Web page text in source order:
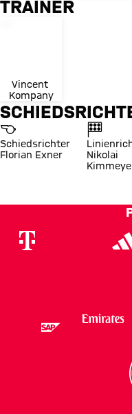
TRAINER
Vincent
Kompany
Schiedsrichter
Florian Exner
Nikolai